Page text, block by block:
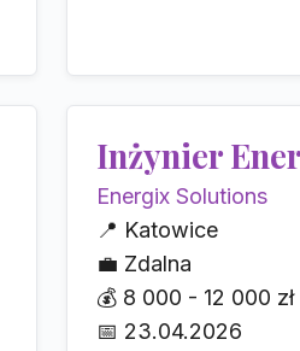
Inżynier
Energix Solutions
📍 Katowice
💼 Zdalna
💰 8 000 - 12 000 zł
📅 23.04.2026